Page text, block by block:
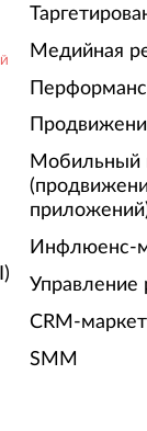
Медийная
Мобильный
Инфлюенс-
Управление
CRM-
SMM